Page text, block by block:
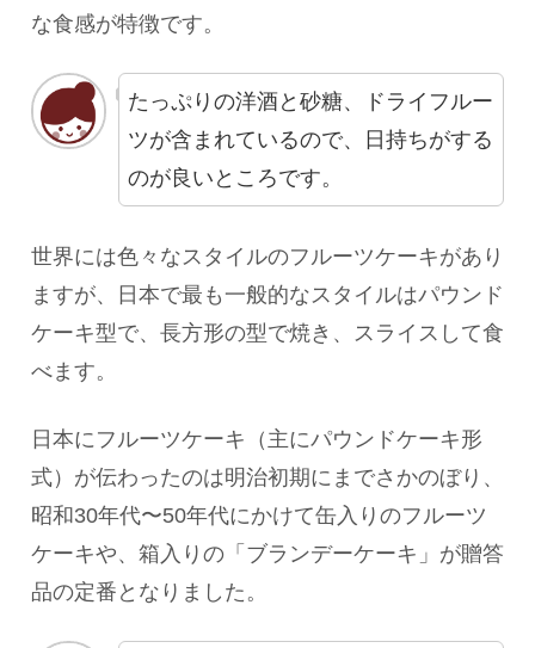
な食感が特徴です。
たっぷりの洋酒と砂糖、ドライフルー
ツが含まれているので、日持ちがする
のが良いところです。
世界には色々なスタイルのフルーツケーキがあり
ますが、日本で最も一般的なスタイルはパウンド
ケーキ型で、長方形の型で焼き、スライスして食
べます。
日本にフルーツケーキ（主にパウンドケーキ形
式）が伝わったのは明治初期にまでさかのぼり、
昭和30年代〜50年代にかけて缶入りのフルーツ
ケーキや、箱入りの「ブランデーケーキ」が贈答
品の定番となりました。